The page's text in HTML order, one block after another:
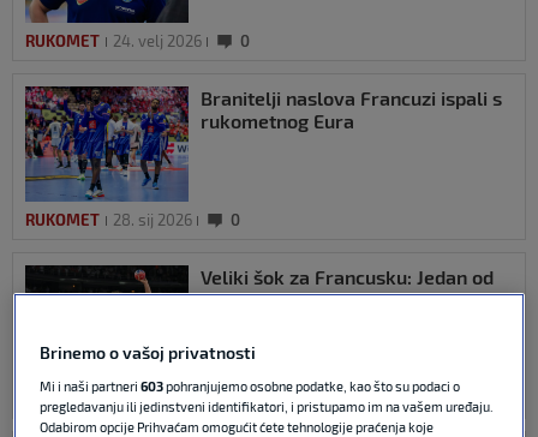
RUKOMET 24. velj 2026 0
Branitelji naslova Francuzi ispali s
rukometnog Eura
RUKOMET 28. sij 2026 0
Veliki šok za Francusku: Jedan od
najboljih igrača propušta Europsko
RUKOMET 13. sij 2026 0
Brinemo o vašoj privatnosti
Mi i naši partneri603pohranjujemo osobne podatke, kao što su podaci o
pregledavanju ili jedinstveni identifikatori, i pristupamo im na vašem uređaju.
Odabirom opcije Prihvaćam omogućit ćete tehnologije praćenja koje